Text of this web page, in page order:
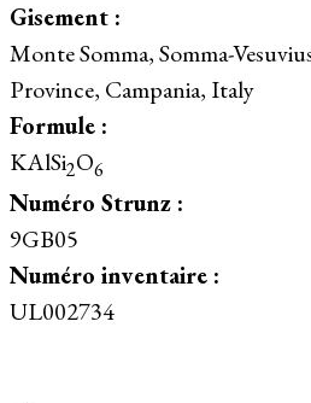
Gisement :
Monte Somma, Somma-
Province, Campania, Italy
Formule :
KAlSi2O6
Numéro Strunz :
9GB05
Numéro inventaire :
UL002734